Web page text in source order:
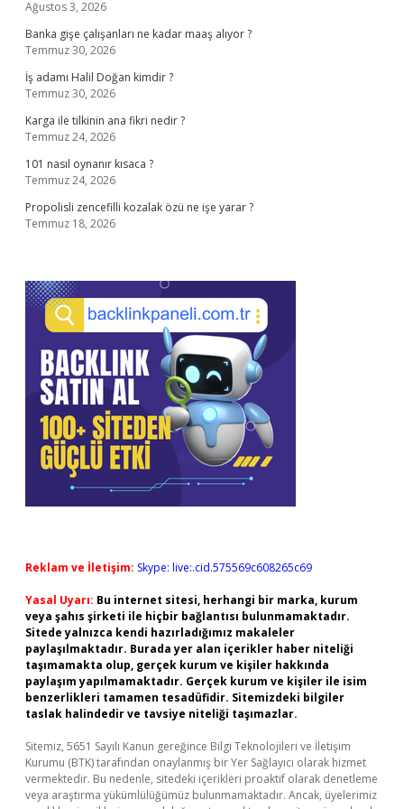
Ağustos 3, 2026
Banka gişe çalışanları ne kadar maaş alıyor ?
Temmuz 30, 2026
İş adamı Halil Doğan kimdir ?
Temmuz 30, 2026
Karga ile tilkinin ana fikri nedir ?
Temmuz 24, 2026
101 nasıl oynanır kısaca ?
Temmuz 24, 2026
Propolisli zencefilli kozalak özü ne işe yarar ?
Temmuz 18, 2026
Reklam ve İletişim: Skype: live:.cid.575569c608265c69
Yasal Uyarı: Bu internet sitesi, herhangi bir marka, kurum
veya şahıs şirketi ile hiçbir bağlantısı bulunmamaktadır.
Sitede yalnızca kendi hazırladığımız makaleler
paylaşılmaktadır. Burada yer alan içerikler haber niteliği
taşımamakta olup, gerçek kurum ve kişiler hakkında
paylaşım yapılmamaktadır. Gerçek kurum ve kişiler ile isim
benzerlikleri tamamen tesadüfidir. Sitemizdeki bilgiler
taslak halindedir ve tavsiye niteliği taşımazlar.
Sitemiz, 5651 Sayılı Kanun gereğince Bilgi Teknolojileri ve İletişim
Kurumu (BTK) tarafından onaylanmış bir Yer Sağlayıcı olarak hizmet
vermektedir. Bu nedenle, sitedeki içerikleri proaktif olarak denetleme
veya araştırma yükümlülüğümüz bulunmamaktadır. Ancak, üyelerimiz